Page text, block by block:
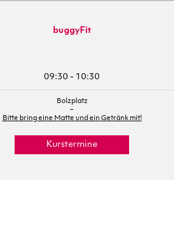
buggyFit
09:30 - 10:30
Bolzplatz
–
Bitte bring eine Matte und ein Getränk mit!
Kurstermine